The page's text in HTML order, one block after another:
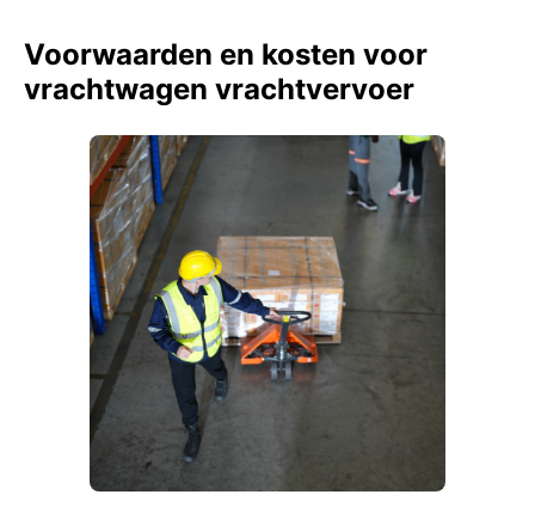
Voorwaarden en kosten voor
vrachtwagen vrachtvervoer